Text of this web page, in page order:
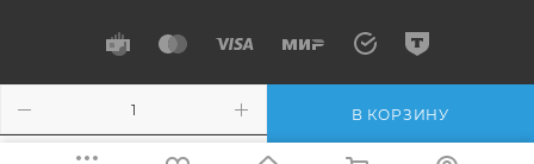
В КОРЗИНУ